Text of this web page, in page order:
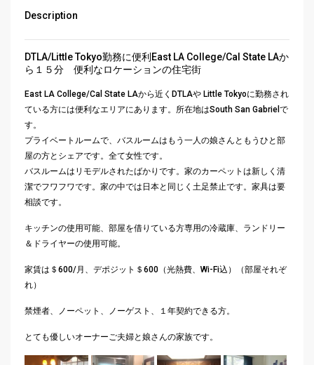
Description
DTLA/Little Tokyo勤務に便利East LA College/Cal State LAか
ら１５分 便利なロケーションの住宅街
East LA College/Cal State LAから近くDTLAや Little Tokyoに勤務され
ている方には便利なエリアにあります。 所在地はSouth San Gabrielで
す。
プライベートルームで、 バスルームはもう一人の娘さんともうひと部
屋の方とシェアです。 全て女性です。
バスルームはリモデルされたばかりです。 家のカーペットは新しく清
潔でフワフワです。 家の中では日本と同じく土足禁止です。家具は要
相談です。
キッチンの使用可能、部屋を借りている方専用の冷蔵庫、 ランドリー
＆ドライヤーの使用可能。
家賃は＄600/月、デポジット＄600（光熱費、Wi- Fi込）（部屋それぞ
れ）
禁煙者、ノーペット、ノーゲスト、１年契約できる方。
とても優しいオーナーご夫婦と娘さんの家族です。